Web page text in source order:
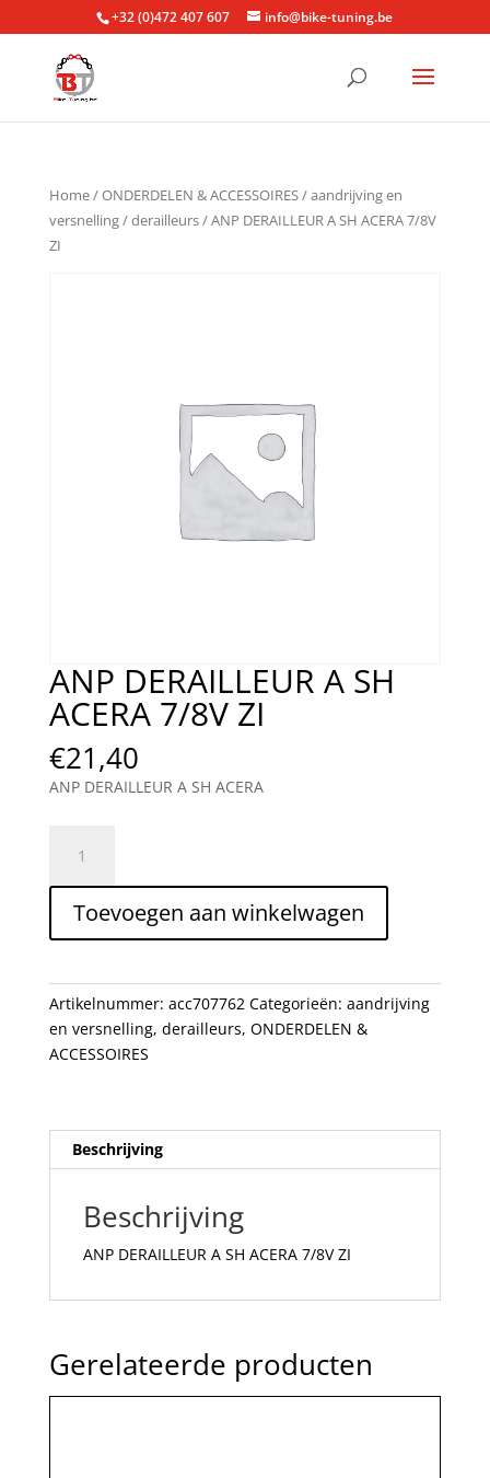
+32 (0)472 407 607 info@bike-tuning.be
Home/ONDERDELEN & ACCESSOIRES/aandrijving en
versnelling/derailleurs/ ANP DERAILLEUR A SH ACERA 7/8V
ZI
ANP DERAILLEUR A SH
ACERA 7/8V ZI
€21,40
ANP DERAILLEUR A SH ACERA
DERAILLEUR
A
ACERA
ZI
aantal
Toevoegen aan winkelwagen
Artikelnummer: acc707762 Categorieën: aandrijving
en versnelling, derailleurs, ONDERDELEN &
ACCESSOIRES
Beschrijving
Beschrijving
ANP DERAILLEUR A SH ACERA 7/8V ZI
Gerelateerde producten